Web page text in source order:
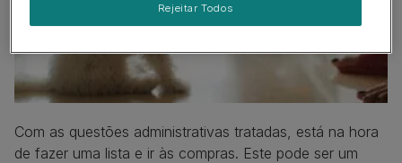
Com as questões administrativas tratadas, está na hora
de fazer uma lista e ir às compras. Este pode ser um
Rejeitar Todos